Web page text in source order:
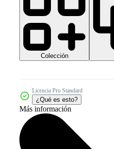
Colección
Licencia Pro Standard
¿Qué es esto?
Más información